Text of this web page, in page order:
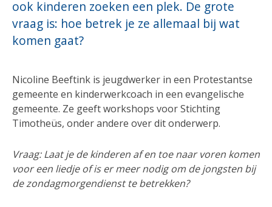
ook kinderen zoeken een plek. De grote
vraag is: hoe betrek je ze allemaal bij wat
komen gaat?
Nicoline Beeftink is jeugdwerker in een Protestantse
gemeente en kinderwerkcoach in een evangelische
gemeente. Ze geeft workshops voor Stichting
Timotheüs, onder andere over dit onderwerp.
Vraag: Laat je de kinderen af en toe naar voren komen
voor een liedje of is er meer nodig om de jongsten bij
de zondagmorgendienst te betrekken?